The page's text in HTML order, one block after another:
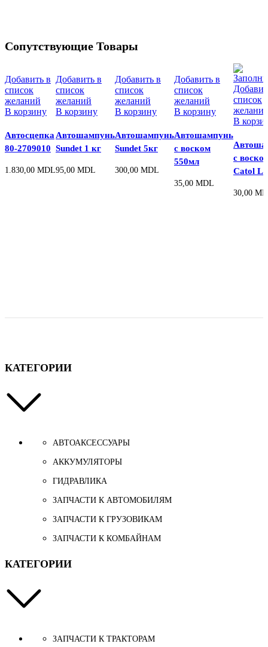
Сопутствующие Товары
Добавить в
список
желаний
В корзину
Автосцепка
80-2709010
1.830,00 MDL
Добавить в
список
желаний
В корзину
Автошампунь
Sundet 1 кг
95,00 MDL
Добавить в
список
желаний
В корзину
Автошампунь
Sundet 5кг
300,00 MDL
Добавить в
список
желаний
В корзину
Автошампунь
с воском
550мл
35,00 MDL
список
В
с
Catol
30,00
КАТЕГОРИИ
АВТОАКСЕССУАРЫ
АККУМУЛЯТОРЫ
ГИДРАВЛИКА
ЗАПЧАСТИ К АВТОМОБИЛЯМ
ЗАПЧАСТИ К ГРУЗОВИКАМ
ЗАПЧАСТИ К КОМБАЙНАМ
КАТЕГОРИИ
ЗАПЧАСТИ К ТРАКТОРАМ